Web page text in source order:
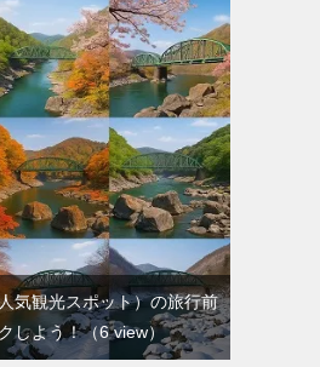
気観光スポット）の旅行前
しよう！（6 view）